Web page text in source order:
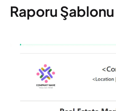
Raporu Şablonu